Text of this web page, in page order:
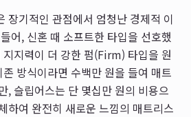
장기적인 관점에서 엄청난 경제적 이
어, 신혼 때 소프트한 타입을 선호했
지력이 더 강한 펌(Firm) 타입을 원
방식이라면 수백만 원을 들여 매트
, 슬립어스는 단 몇십만 원의 비용으
하여 완전히 새로운 느낌의 매트리스